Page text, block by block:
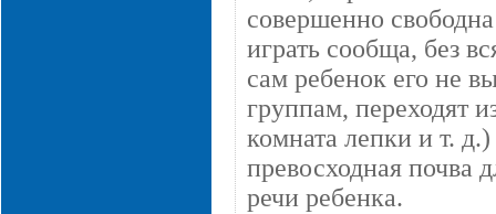
совершенно
играть сообща, без
сам ребенок его не
группам, переходят
комната лепки и т.
превосходная почва
речи ребенка.